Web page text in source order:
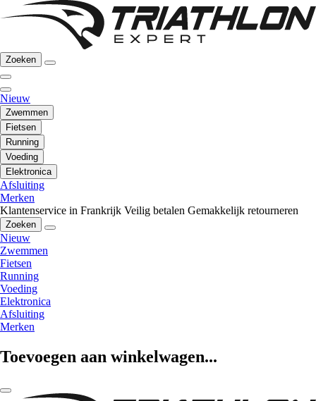
Zoeken
Nieuw
Zwemmen
Fietsen
Running
Voeding
Elektronica
Afsluiting
Merken
Klantenservice in Frankrijk Veilig betalen Gemakkelijk retourneren
Zoeken
Nieuw
Zwemmen
Fietsen
Running
Voeding
Elektronica
Afsluiting
Merken
Toevoegen aan winkelwagen...